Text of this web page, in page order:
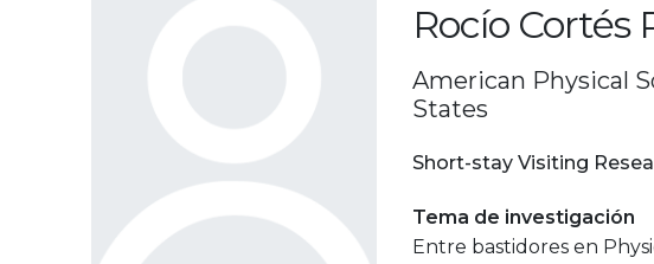
Rocío Cortés
American Physical
States
Short-stay Visiting
Tema de investigación
Entre bastidores en